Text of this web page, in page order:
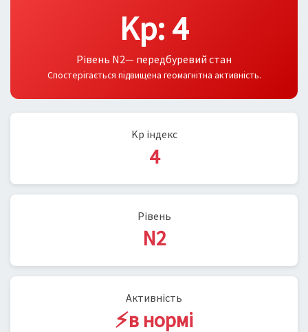
Kp: 4
Рівень N2— передбуревий стан
Спостерігається підвищена геомагнітна активність.
Kp індекс
4
Рівень
N2
Активність
⚡в нормі